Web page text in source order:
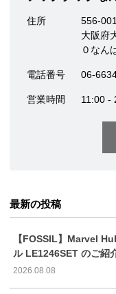
住所
556-
大阪府
０なん
電話番号 06-
営業時間 11:00 -
最新の投稿
【FOSSIL】Marvel
ル LE1246SET のご紹
2026.08.08